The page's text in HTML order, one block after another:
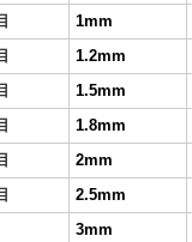
1mm
1.2mm
1.5mm
1.8mm
2mm
2.5mm
3mm